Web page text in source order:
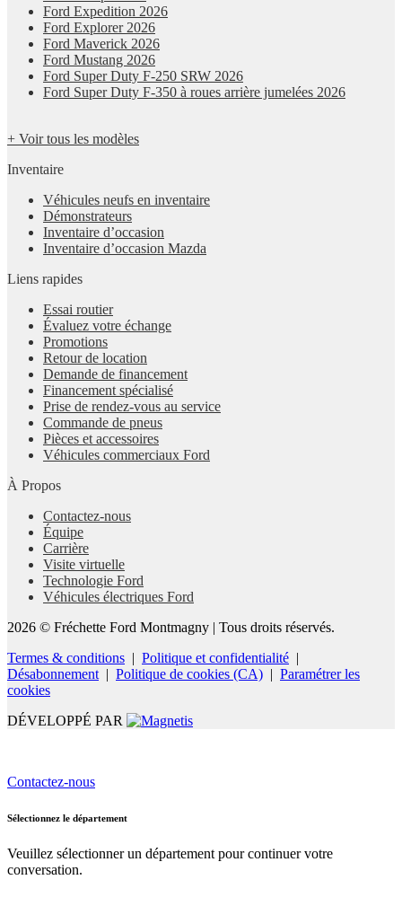
Ford Expedition 2026
Ford Explorer 2026
Ford Maverick 2026
Ford Mustang 2026
Ford Super Duty F-250 SRW 2026
Ford Super Duty F-350 à roues arrière jumelées 2026
+ Voir tous les modèles
Inventaire
Véhicules neufs en inventaire
Démonstrateurs
Inventaire d’occasion
Inventaire d’occasion Mazda
Liens rapides
Essai routier
Évaluez votre échange
Promotions
Retour de location
Demande de financement
Financement spécialisé
Prise de rendez-vous au service
Commande de pneus
Pièces et accessoires
Véhicules commerciaux Ford
À Propos
Contactez-nous
Équipe
Carrière
Visite virtuelle
Technologie Ford
Véhicules électriques Ford
2026 © Fréchette Ford Montmagny | Tous droits réservés.
Termes & conditions | Politique et confidentialité |
Désabonnement | Politique de cookies (CA) | Paramétrer les
cookies
DÉVELOPPÉ PAR
Contactez-nous
Sélectionnez le département
Veuillez sélectionner un département pour continuer votre
conversation.